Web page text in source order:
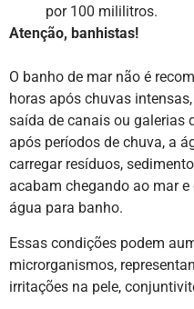
por 100 mililitros.
Atenção, banhistas!
O banho de mar não é
horas após chuvas
saída de canais ou galerias
após períodos de chuva, a
carregar resíduos,
acabam chegando ao mar
água para banho.
Essas condições podem
microrganismos,
irritações na pele,